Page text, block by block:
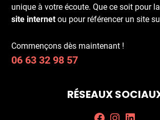
unique à votre écoute. Que ce soit pour
site internetou pour référencer un site
Commençons dès maintenant !
06 63 32 98 57
RÉSEAUX